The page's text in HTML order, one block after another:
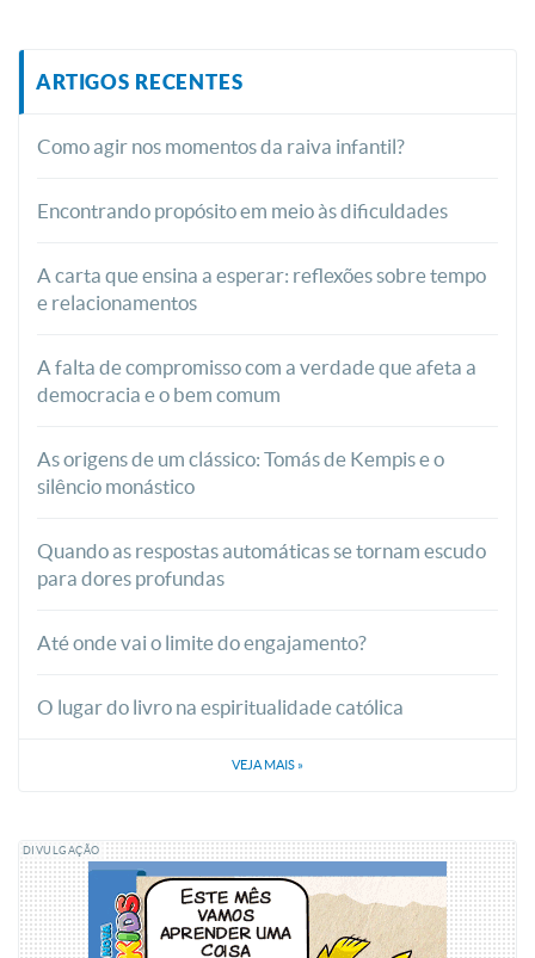
ARTIGOS RECENTES
Como agir nos momentos da raiva infantil?
Encontrando propósito em meio às dificuldades
A carta que ensina a esperar: reflexões sobre tempo
e relacionamentos
A falta de compromisso com a verdade que afeta a
democracia e o bem comum
As origens de um clássico: Tomás de Kempis e o
silêncio monástico
Quando as respostas automáticas se tornam escudo
para dores profundas
Até onde vai o limite do engajamento?
O lugar do livro na espiritualidade católica
VEJA MAIS »
DIVULGAÇÃO